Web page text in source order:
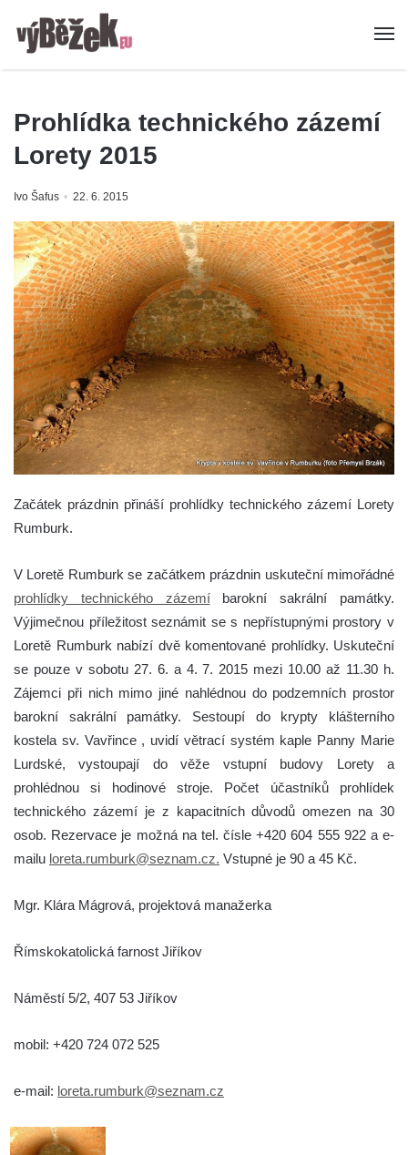
Prohlídka technického zázemí
Lorety 2015
Ivo Šafus 22. 6. 2015
Začátek prázdnin přináší prohlídky technického zázemí Lorety
Rumburk.
V Loretě Rumburk se začátkem prázdnin uskuteční mimořádné
prohlídky technického zázemíbarokní sakrální památky.
Výjimečnou příležitost seznámit se s nepřístupnými prostory v
Loretě Rumburk nabízí dvě komentované prohlídky. Uskuteční
se pouze v sobotu 27. 6. a 4. 7. 2015 mezi 10.00 až 11.30 h.
Zájemci při nich mimo jiné nahlédnou do podzemních prostor
barokní sakrální památky. Sestoupí do krypty klášterního
kostela sv. Vavřince , uvidí větrací systém kaple Panny Marie
Lurdské, vystoupají do věže vstupní budovy Lorety a
prohlédnou si hodinové stroje. Počet účastníků prohlídek
technického zázemí je z kapacitních důvodů omezen na 30
osob. Rezervace je možná na tel. čísle +420 604 555 922 a e-
mailu loreta.rumburk@seznam.cz. Vstupné je 90 a 45 Kč.
Mgr. Klára Mágrová, projektová manažerka
Římskokatolická farnost Jiříkov
Náměstí 5/2, 407 53 Jiříkov
mobil: +420 724 072 525
e-mail: loreta.rumburk@seznam.cz